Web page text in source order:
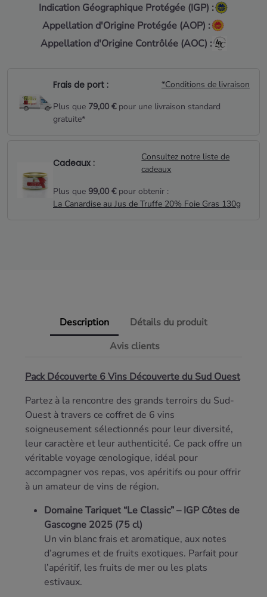
Indication Géographique Protégée (IGP) :
Appellation d'Origine Protégée (AOP) :
Appellation d'Origine Contrôlée (AOC) :
Frais de port :
*Conditions de livraison
Plus que 79,00 €pour une livraison standard
gratuite*
Cadeaux :
Consultez notre liste de
cadeaux
Plus que 99,00 €pour obtenir :
La Canardise au Jus de Truffe 20% Foie Gras 130g
Description
Détails du produit
Avis clients
Pack Découverte 6 Vins Découverte du Sud Ouest
Partez à la rencontre des grands terroirs du Sud-
Ouest à travers ce coffret de 6 vins
soigneusement sélectionnés pour leur diversité,
leur caractère et leur authenticité. Ce pack offre un
véritable voyage œnologique, idéal pour
accompagner vos repas, vos apéritifs ou pour offrir
à un amateur de vins de région.
Domaine Tariquet “Le Classic” – IGP Côtes de
Gascogne 2025 (75 cl)
Un vin blanc frais et aromatique, aux notes
d’agrumes et de fruits exotiques. Parfait pour
l’apéritif, les fruits de mer ou les plats
estivaux.